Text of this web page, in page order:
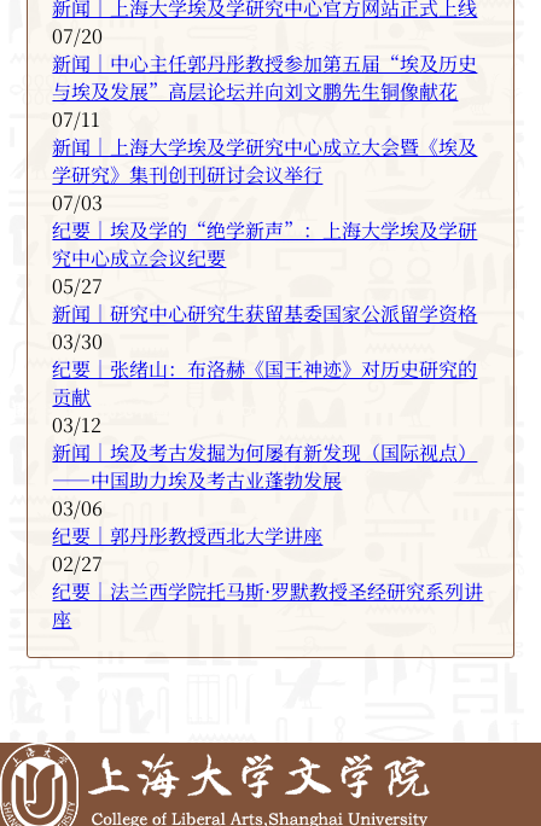
新闻｜上海大学埃及学研究中心官方网站正式上线
07/20
新闻｜中心主任郭丹彤教授参加第五届“埃及历史
与埃及发展”高层论坛并向刘文鹏先生铜像献花
07/11
新闻｜上海大学埃及学研究中心成立大会暨《埃及
学研究》集刊创刊研讨会议举行
07/03
纪要｜埃及学的“绝学新声”：上海大学埃及学研
究中心成立会议纪要
05/27
新闻｜研究中心研究生获留基委国家公派留学资格
03/30
纪要｜张绪山：布洛赫《国王神迹》对历史研究的
贡献
03/12
新闻｜埃及考古发掘为何屡有新发现（国际视点）
——中国助力埃及考古业蓬勃发展
03/06
纪要｜郭丹彤教授西北大学讲座
02/27
纪要｜法兰西学院托马斯·罗默教授圣经研究系列讲
座